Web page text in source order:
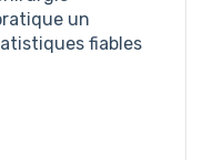
un
fiables